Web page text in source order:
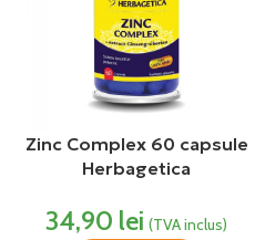
Zinc Complex 60 capsule
Herbagetica
34,90 lei (TVA inclus)